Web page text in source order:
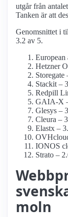
utgår från
Tanken är att
Genomsnittet i
3.2 av 5.
European
Hetzner
Storegate
Stackit –
Redpill
GAIA-X
Glesys –
Cleura –
Elastx –
IONOS
Strato –
moln